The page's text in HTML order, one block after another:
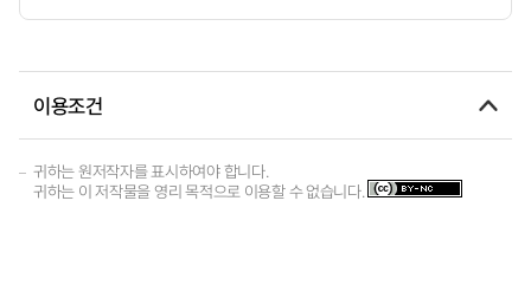
이용조건
귀하는 원저작자를 표시하여야 합니다.
귀하는 이 저작물을 영리 목적으로 이용할 수 없습니다.